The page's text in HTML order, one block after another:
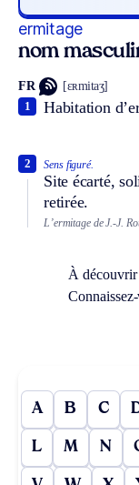
ermitage
nom
FR [ɛʀmitaʒ]
Habitation
1
Sens figuré.
Site écarté,
retirée.
2
L’ermitage de J.-J.
À découvrir
A B C
L M N